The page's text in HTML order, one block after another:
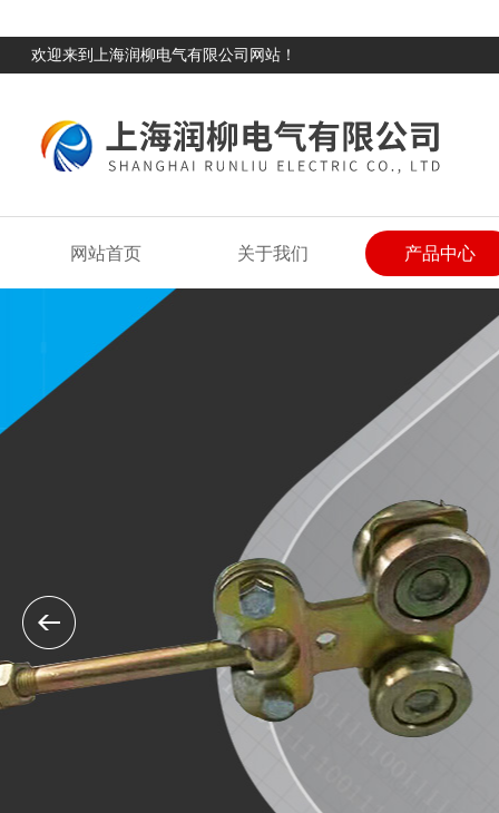
欢迎来到上海润柳电气有限公司网站！
网站首页 关于我们 产品中心